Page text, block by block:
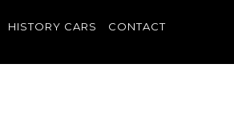
HISTORY CARS CONTACT